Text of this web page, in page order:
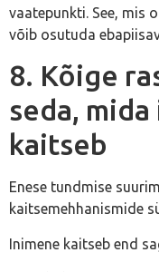
vaatepunkti. See, mis
võib osutuda
8. Kõige
seda,
kaitseb
Enese tundmise
kaitsemehhanismide
Inimene kaitseb end